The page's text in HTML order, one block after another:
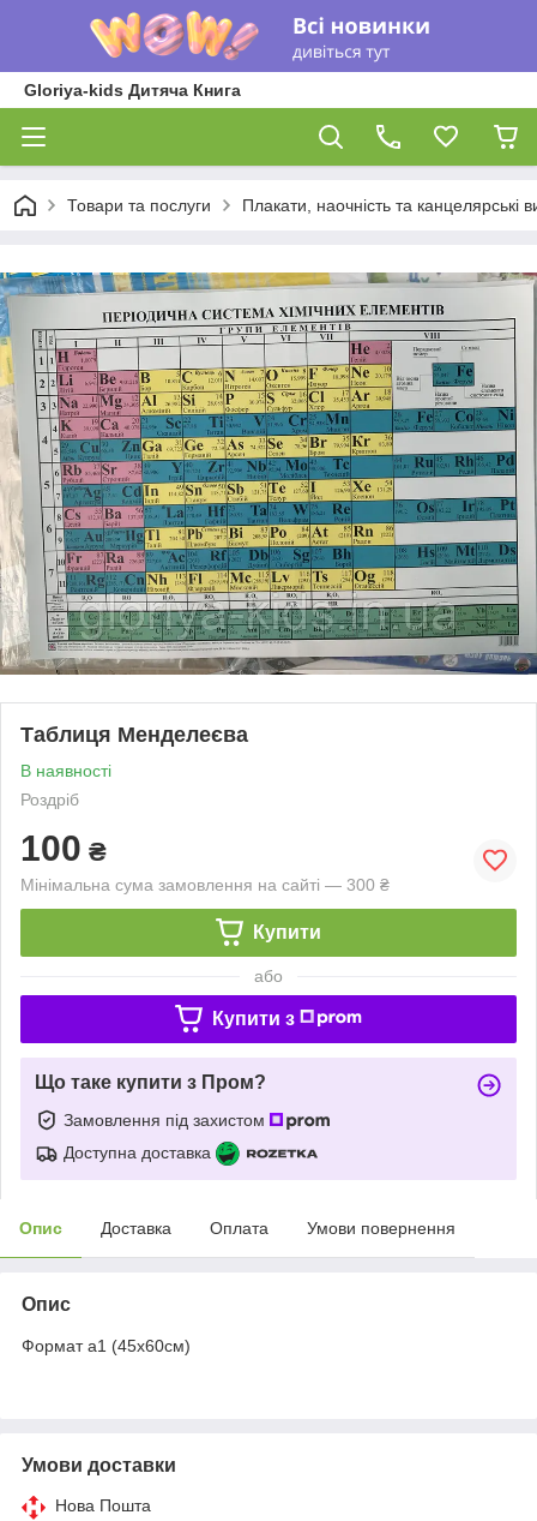
Gloriya-kids Дитяча Книга
Товари та послуги Плакати, наочність та канцелярські
Таблиця Менделеєва
В наявності
Роздріб
100 ₴
Мінімальна сума замовлення на сайті — 300 ₴
Купити
або
Купити з
Що таке купити з Пром?
Замовлення під захистом
Доступна доставка
Опис Доставка Оплата Умови повернення
Опис
Формат а1 (45х60см)
Умови доставки
Нова Пошта